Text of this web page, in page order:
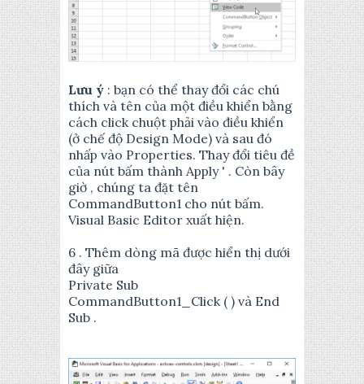
Lưu ý : bạn có thể thay đổi các chú
thích và tên của một điều khiển bằng
cách click chuột phải vào điều khiển
(ở chế độ Design Mode) và sau đó
nhấp vào Properties. Thay đổi tiêu đề
của nút bấm thành Apply ' . Còn bây
giờ , chúng ta đặt tên
CommandButton1 cho nút bấm.
Visual Basic Editor xuất hiện.
6 . Thêm dòng mã được hiển thị dưới
đây giữa
Private Sub
CommandButton1_Click ( ) và End
Sub .